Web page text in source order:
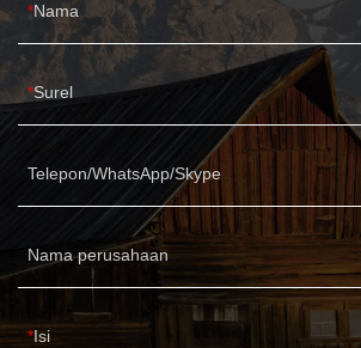
Nama
Surel
Telepon/WhatsApp/Skype
Nama perusahaan
Isi